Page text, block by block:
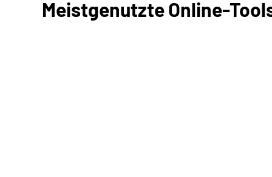
Meistgenutzte Online-